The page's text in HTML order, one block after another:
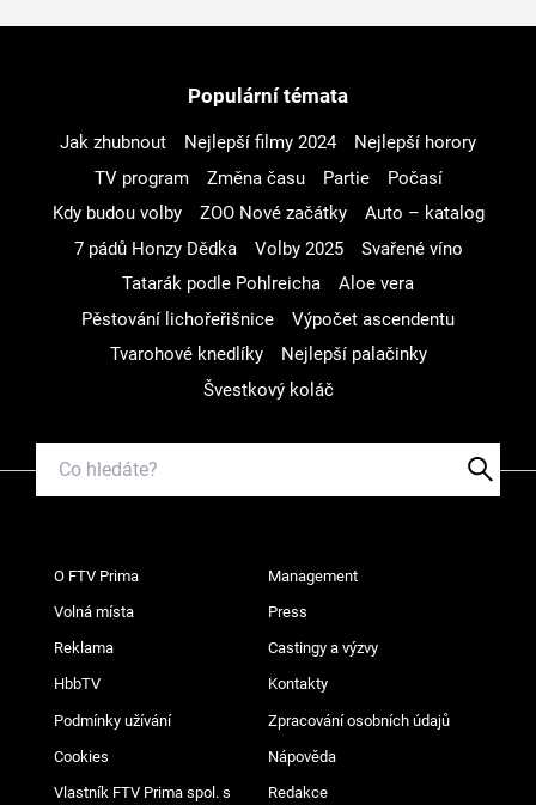
Populární témata
Jak zhubnout Nejlepší filmy 2024
Nejlepší horory
TV program
Změna času Partie
Počasí
Kdy budou volby
ZOO Nové začátky
Auto – katalog
7 pádů Honzy Dědka
Volby 2025
Svařené víno
Tatarák podle Pohlreicha
Aloe vera
Pěstování lichořeřišnice
Výpočet ascendentu
Tvarohové knedlíky
Nejlepší palačinky
Švestkový koláč
O FTV Prima Management
Volná místa Press
Reklama Castingy a výzvy
HbbTV Kontakty
Podmínky užívání Zpracování osobních údajů
Cookies Nápověda
Vlastník FTV Prima spol. s Redakce